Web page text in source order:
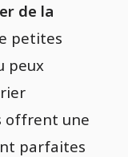
de la
petites
peux
offrent une
parfaites